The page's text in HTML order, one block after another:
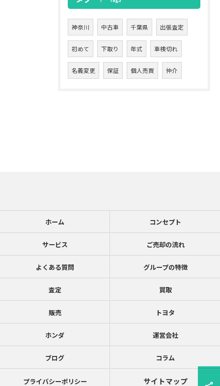
神奈川 中古車 千葉県 出張査定
初めて 下取り 年式 車検切れ
名義変更 保証 個人売買 仲介
ホーム コンセプト
サービス ご売却の流れ
よくある質問 グループの特徴
査定 買取
販売 トヨタ
ホンダ 運営会社
ブログ コラム
プライバシーポリシー サイトマップ